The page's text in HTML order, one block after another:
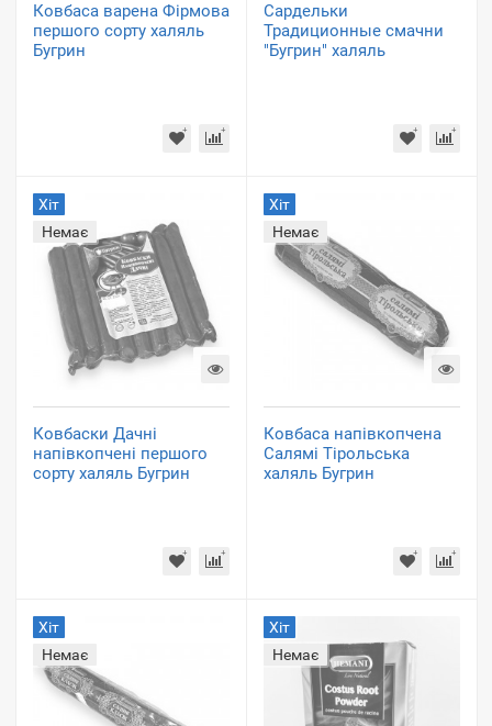
Ковбаса варена Фірмова
першого сорту халяль
Бугрин
Сардельки
Традиционные смачни
"Бугрин" халяль
Хіт
Немає
Ковбаски Дачні
напівкопчені першого
сорту халяль Бугрин
Хіт
Немає
Ковбаса напівкопчена
Салямі Тірольська
халяль Бугрин
Хіт
Немає
Хіт
Немає